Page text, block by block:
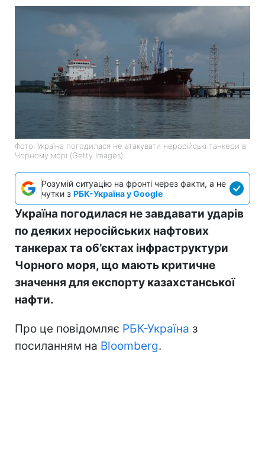
Фото: Україна погодилася не атакувати неросійські танкери в
Чорному морі (Getty Images)
Розумій ситуацію на фронті через факти, а не
чутки з РБК-Україна у Google
Україна погодилася не завдавати ударів
по деяких неросійських нафтових
танкерах та об’єктах інфраструктури
Чорного моря, що мають критичне
значення для експорту казахстанської
нафти.
Про це повідомляє РБК-Україна з
посиланням на Bloomberg.